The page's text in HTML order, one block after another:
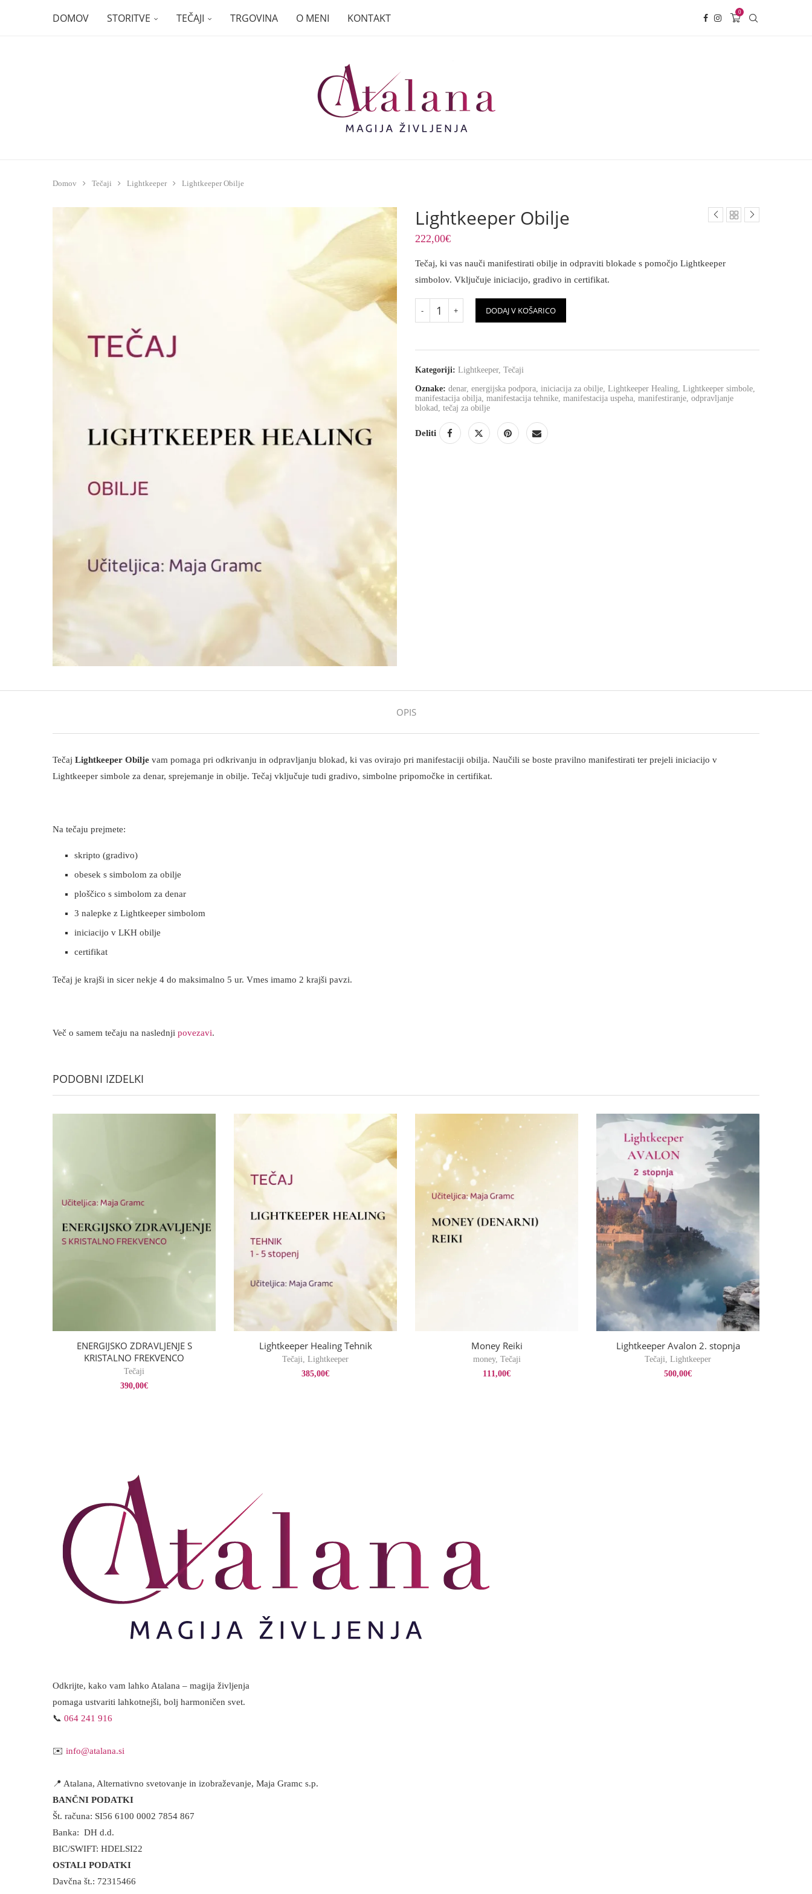
DOMOV STORITVE TEČAJI TRGOVINA O MENI KONTAKT 0
Domov Tečaji Lightkeeper Lightkeeper Obilje
Lightkeeper Obilje
222,00€
Tečaj, ki vas nauči manifestirati obilje in odpraviti blokade s pomočjo Lightkeeper
simbolov. Vključuje iniciacijo, gradivo in certifikat.
DODAJ V KOŠARICO
Kategoriji: Lightkeeper, Tečaji
Oznake: denar, energijska podpora, iniciacija za obilje, Lightkeeper Healing, Lightkeeper simbole,
manifestacija obilja, manifestacija tehnike, manifestacija uspeha, manifestiranje, odpravljanje
blokad, tečaj za obilje
Deliti
OPIS
Tečaj Lightkeeper Obilje vam pomaga pri odkrivanju in odpravljanju blokad, ki vas ovirajo pri manifestaciji obilja. Naučili se boste pravilno manifestirati ter prejeli iniciacijo v
Lightkeeper simbole za denar, sprejemanje in obilje. Tečaj vključuje tudi gradivo, simbolne pripomočke in certifikat.
Na tečaju prejmete:
skripto (gradivo)
obesek s simbolom za obilje
ploščico s simbolom za denar
3 nalepke z Lightkeeper simbolom
iniciacijo v LKH obilje
certifikat
Tečaj je krajši in sicer nekje 4 do maksimalno 5 ur. Vmes imamo 2 krajši pavzi.
Več o samem tečaju na naslednji povezavi.
PODOBNI IZDELKI
ENERGIJSKO ZDRAVLJENJE S
KRISTALNO FREKVENCO
Tečaji
390,00€
Lightkeeper Healing Tehnik
Tečaji, Lightkeeper
385,00€
Money Reiki
money, Tečaji
111,00€
Lightkeeper Avalon 2. stopnja
Tečaji, Lightkeeper
500,00€
Odkrijte, kako vam lahko Atalana – magija življenja
pomaga ustvariti lahkotnejši, bolj harmoničen svet.
📞 064 241 916
✉️ info@atalana.si
📍 Atalana, Alternativno svetovanje in izobraževanje, Maja Gramc s.p.
BANČNI PODATKI
Št. računa: SI56 6100 0002 7854 867
Banka: DH d.d.
BIC/SWIFT: HDELSI22
OSTALI PODATKI
Davčna št.: 72315466